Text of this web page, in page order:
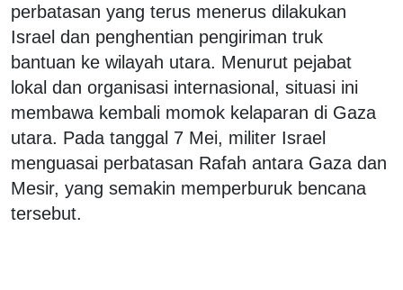
perbatasan yang terus menerus dilakukan
Israel dan penghentian pengiriman truk
bantuan ke wilayah utara. Menurut pejabat
lokal dan organisasi internasional, situasi ini
membawa kembali momok kelaparan di Gaza
utara. Pada tanggal 7 Mei, militer Israel
menguasai perbatasan Rafah antara Gaza dan
Mesir, yang semakin memperburuk bencana
tersebut.